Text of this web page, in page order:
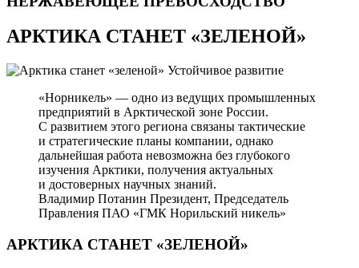
АРКТИКА СТАНЕТ «ЗЕЛЕНОЙ»
Устойчивое развитие
«Норникель» — одно из ведущих промышленных
предприятий в Арктической зоне России.
С развитием этого региона связаны тактические
и стратегические планы компании, однако
дальнейшая работа невозможна без глубокого
изучения Арктики, получения актуальных
и достоверных научных знаний.
Владимир Потанин Президент, Председатель
Правления ПАО «ГМК Норильский никель»
АРКТИКА СТАНЕТ «ЗЕЛЕНОЙ»